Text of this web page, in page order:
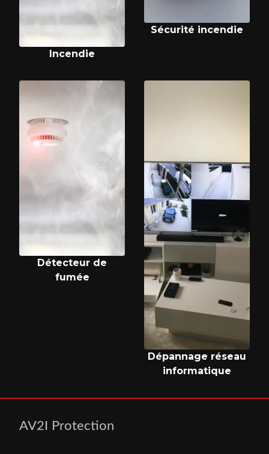
Incendie
Sécurité incendie
Détecteur de
fumée
Dépannage réseau
informatique
AV2I Protection